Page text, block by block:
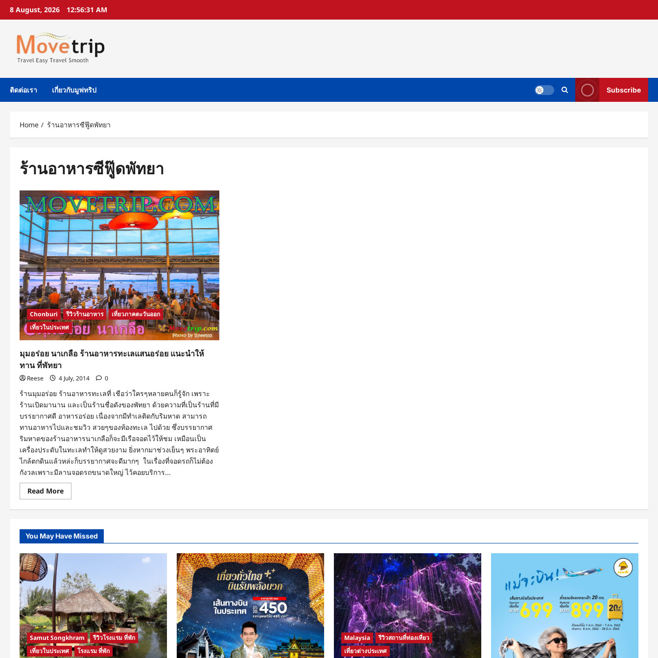
Skip8 August, 2026 12:56:31 AM
ติดต่อเรา เกี่ยวกับมูฟทริป Subscribe
Home ร้านอาหารซีฟู๊ดพัทยา
ร้านอาหารซีฟู๊ดพัทยา
Chonburi รีวิวร้านอาหาร
เที่ยวภาคตะวันออก
เที่ยวในประเทศ
มุมอร่อย นาเกลือ ร้านอาหารทะเลแสนอร่อย แนะนำให้
ทาน ที่พัทยา
Reese 4 July, 2014 0
ร้านมุมอร่อย ร้านอาหารทะเลที่ เชือว่าใครๆหลายคนก็รู้จัก เพราะ
ร้านเปิดมานาน และเป็นร้านชื่อดังของพัทยา ด้วยความที่เป็นร้านที่มี
บรรยากาศดี อาหารอร่อย เนื่องจากมีทำเลติดกับริมหาด สามารถ
ทานอาหารไปและชมวิว สวยๆของท้องทะเล ไปด้วย ซึ่งบรรยากาศ
ริมหาดของร้านอาหารนาเกลือก็จะมีเรือจอดไว้ให้ชม เหมือนเป็น
เครื่องประดับในทะเลทำให้ดูสวยงาม ยิ่งหากมาช่วงเย็นๆ พระอาทิตย์
ไกล้ตกดินแล้วหล่ะก็บรรยากาศจะดีมากๆ ในเรื่องที่จอดรถก็ไม่ต้อง
กังวลเพราะมีลานจอดรถขนาดใหญ่ ไว้คอยบริการ...
Read MoreRead
more
มุม
เกลือ
ร้าน
อาหาร
ทะเล
แนะนำ
ให้
ทาน
ที่
พัทยา
You May Have Missed
Samut Songkhram
รีวิวโรงแรม ที่พัก
เที่ยวในประเทศ
โรงแรม ที่พัก
Malaysia
รีวิวสถานที่ท่องเที่ยว
เที่ยวต่างประเทศ